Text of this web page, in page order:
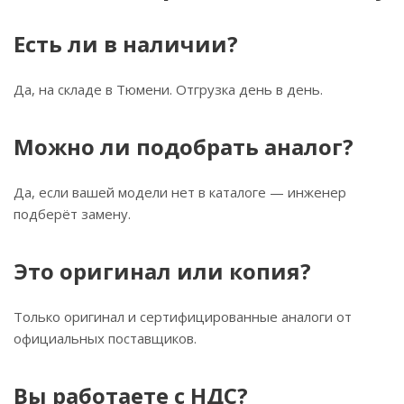
Есть ли в наличии?
Да, на складе в Тюмени. Отгрузка день в день.
Можно ли подобрать аналог?
Да, если вашей модели нет в каталоге — инженер
подберёт замену.
Это оригинал или копия?
Только оригинал и сертифицированные аналоги от
официальных поставщиков.
Вы работаете с НДС?